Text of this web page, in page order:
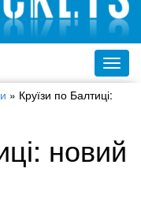
Російська
Українська
» Круїзи по Балтиці:
новий